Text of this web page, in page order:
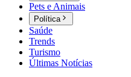
Pets e Animais
Política
Saúde
Trends
Turismo
Últimas Notícias